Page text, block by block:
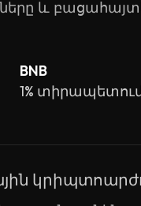
և
BNB
1%